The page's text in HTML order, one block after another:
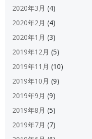
2020年3月 (4)
2020年2月 (4)
2020年1月 (3)
2019年12月 (5)
2019年11月 (10)
2019年10月 (9)
2019年9月 (9)
2019年8月 (5)
2019年7月 (7)